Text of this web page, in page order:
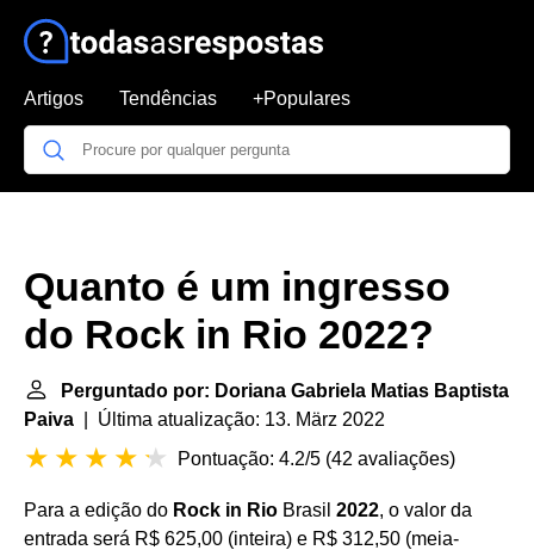
Artigos Tendências +Populares
Quanto é um ingresso
do Rock in Rio 2022?
Perguntado por: Doriana Gabriela Matias Baptista
Paiva | Última atualização: 13. März 2022
Pontuação: 4.2/5 (42 avaliações)
Para a edição do Rock in Rio Brasil 2022, o valor da
entrada será R$ 625,00 (inteira) e R$ 312,50 (meia-